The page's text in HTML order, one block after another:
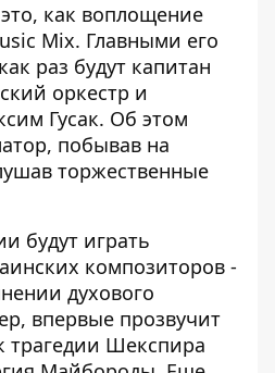
как воплощение
Mix. Главными его
раз будут капитан
оркестр и
Гусак. Об этом
, побывав на
торжественные
будут играть
композиторов -
духового
впервые прозвучит
трагедии Шекспира